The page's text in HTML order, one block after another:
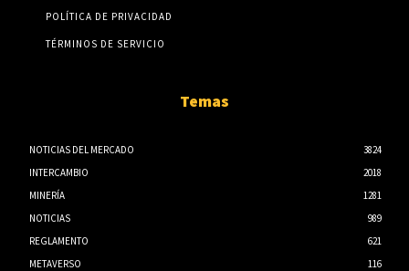
POLÍTICA DE PRIVACIDAD
TÉRMINOS DE SERVICIO
Temas
NOTICIAS DEL MERCADO
3824
INTERCAMBIO
2018
MINERÍA
1281
NOTICIAS
989
REGLAMENTO
621
METAVERSO
116